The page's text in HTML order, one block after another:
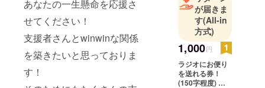
あなたの一生懸命を応援さ
せてください！
支援者さんとwinwinな関係
を築きたいと思っておりま
す！
が届きま
す(All-in
方式)
1,000円
ラジオにお便り
を送れる券！
(150字程度) あ